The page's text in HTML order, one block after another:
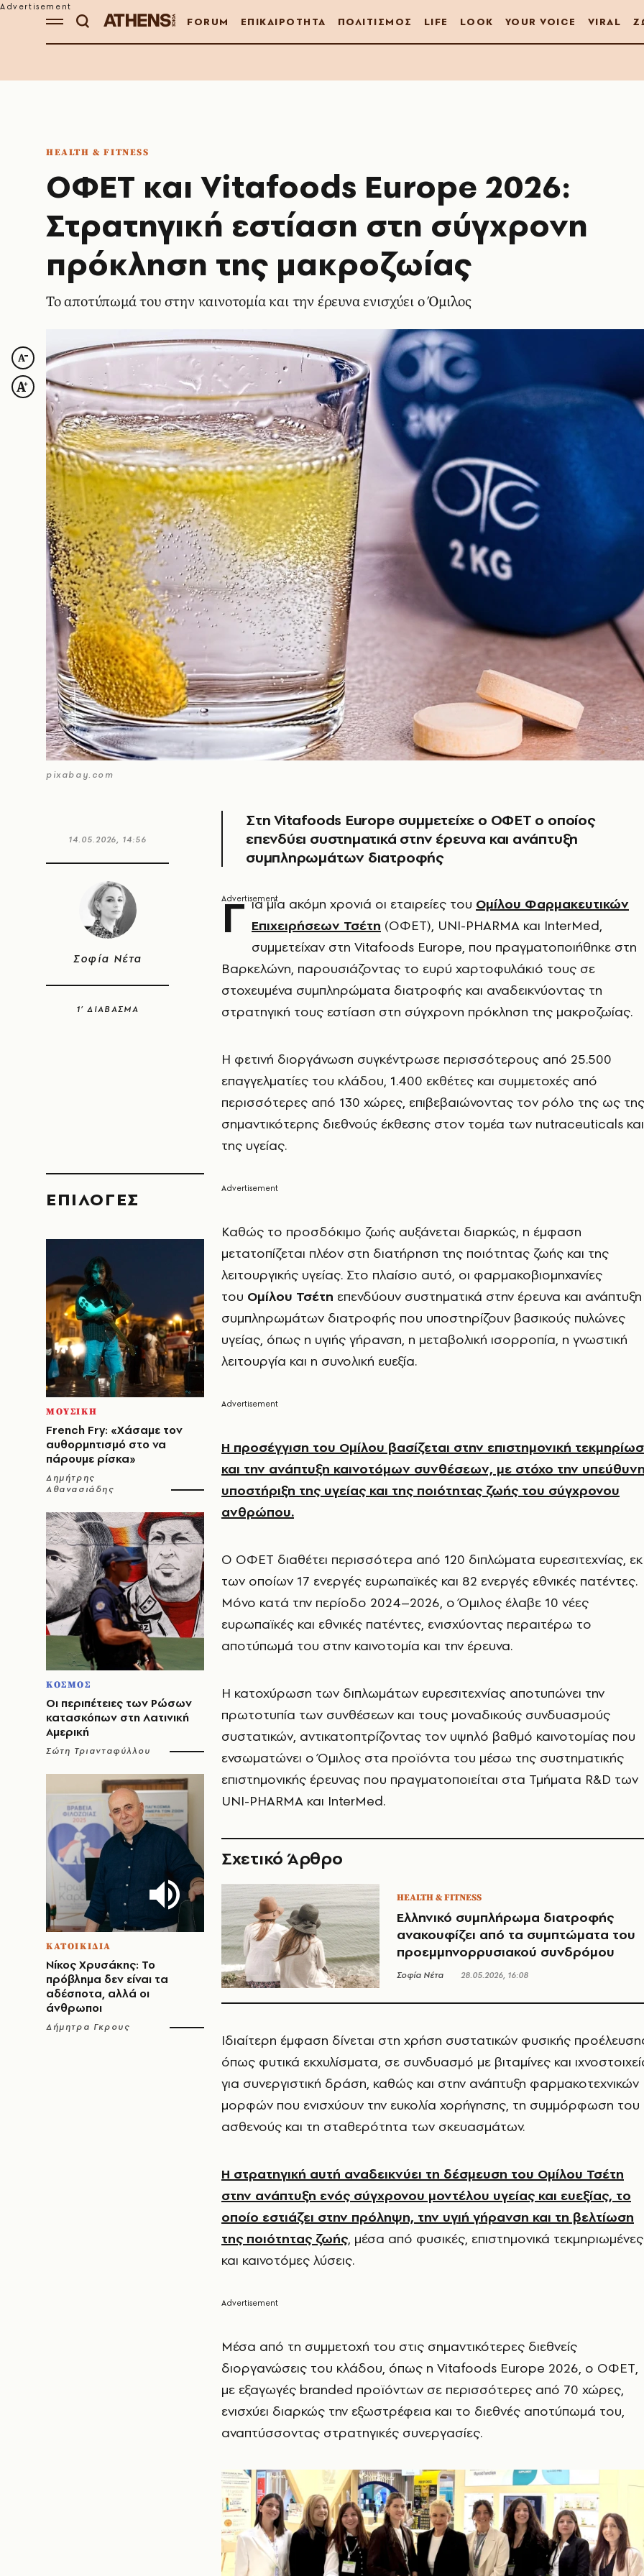
FORUM ΕΠΙΚΑΙΡΟΤΗΤΑ ΠΟΛΙΤΙΣΜΟΣ LIFE LOOK YOUR VOICE VIRAL
HEALTH & FITNESS
ΟΦΕΤ και Vitafoods Europe 2026:
Στρατηγική εστίαση στη σύγχρονη
πρόκληση της μακροζωίας
Το αποτύπωμά του στην καινοτομία και την έρευνα ενισχύει ο Όμιλος
pixabay.com
14.05.2026, 14:56
Σοφία Νέτα
1’ ΔΙΑΒΑΣΜΑ
EΠΙΛΟΓΈΣ
ΜΟΥΣΙΚΗ
French Fry: «Χάσαμε τον
αυθορμητισμό στο να
πάρουμε ρίσκα»
Δημήτρης
Αθανασιάδης
ΚΟΣΜΟΣ
Οι περιπέτειες των Ρώσων
κατασκόπων στη Λατινική
Αμερική
Σώτη Τριανταφύλλου
ΚΑΤΟΙΚΙΔΙΑ
Νίκος Χρυσάκης: Το
πρόβλημα δεν είναι τα
αδέσποτα, αλλά οι
άνθρωποι
Δήμητρα Γκρους
Στη Vitafoods Europe συμμετείχε ο ΟΦΕΤ ο οποίος
επενδύει συστηματικά στην έρευνα και ανάπτυξη
συμπληρωμάτων διατροφής
Γ ια μία ακόμη χρονιά οι εταιρείες του Ομίλου Φαρμακευτικών
Επιχειρήσεων Τσέτη (ΟΦΕΤ), UNI-PHARMA και InterMed,
συμμετείχαν στη Vitafoods Europe, που πραγματοποιήθηκε στη
Βαρκελώνη, παρουσιάζοντας το ευρύ χαρτοφυλάκιό τους σε
στοχευμένα συμπληρώματα διατροφής και αναδεικνύοντας τη
στρατηγική τους εστίαση στη σύγχρονη πρόκληση της μακροζωίας.
Η φετινή διοργάνωση συγκέντρωσε περισσότερους από 25.500
επαγγελματίες του κλάδου, 1.400 εκθέτες και συμμετοχές από
περισσότερες από 130 χώρες, επιβεβαιώνοντας τον ρόλο της ως της
σημαντικότερης διεθνούς έκθεσης στον τομέα των nutraceuticals και
της υγείας.
Καθώς το προσδόκιμο ζωής αυξάνεται διαρκώς, η έμφαση
μετατοπίζεται πλέον στη διατήρηση της ποιότητας ζωής και της
λειτουργικής υγείας. Στο πλαίσιο αυτό, οι φαρμακοβιομηχανίες
του Ομίλου Τσέτη επενδύουν συστηματικά στην έρευνα και ανάπτυξη
συμπληρωμάτων διατροφής που υποστηρίζουν βασικούς πυλώνες
υγείας, όπως η υγιής γήρανση, η μεταβολική ισορροπία, η γνωστική
λειτουργία και η συνολική ευεξία.
Η προσέγγιση του Ομίλου βασίζεται στην επιστημονική
και την ανάπτυξη καινοτόμων συνθέσεων, με στόχο την
υποστήριξη της υγείας και της ποιότητας ζωής του σύγχρονου
ανθρώπου.
Ο ΟΦΕΤ διαθέτει περισσότερα από 120 διπλώματα ευρεσιτεχνίας, εκ
των οποίων 17 ενεργές ευρωπαϊκές και 82 ενεργές εθνικές πατέντες.
Μόνο κατά την περίοδο 2024–2026, ο Όμιλος έλαβε 10 νέες
ευρωπαϊκές και εθνικές πατέντες, ενισχύοντας περαιτέρω το
αποτύπωμά του στην καινοτομία και την έρευνα.
Η κατοχύρωση των διπλωμάτων ευρεσιτεχνίας αποτυπώνει την
πρωτοτυπία των συνθέσεων και τους μοναδικούς συνδυασμούς
συστατικών, αντικατοπτρίζοντας τον υψηλό βαθμό καινοτομίας που
ενσωματώνει ο Όμιλος στα προϊόντα του μέσω της συστηματικής
επιστημονικής έρευνας που πραγματοποιείται στα Τμήματα R&D των
UNI-PHARMA και InterMed.
Σχετικό Άρθρο
HEALTH & FITNESS
Ελληνικό συμπλήρωμα διατροφής
ανακουφίζει από τα συμπτώματα του
προεμμηνορρυσιακού συνδρόμου
Σοφία Νέτα 28.05.2026, 16:08
Ιδιαίτερη έμφαση δίνεται στη χρήση συστατικών φυσικής
όπως φυτικά εκχυλίσματα, σε συνδυασμό με βιταμίνες και
για συνεργιστική δράση, καθώς και στην ανάπτυξη φαρμακοτεχνικών
μορφών που ενισχύουν την ευκολία χορήγησης, τη συμμόρφωση του
ασθενούς και τη σταθερότητα των σκευασμάτων.
Η στρατηγική αυτή αναδεικνύει τη δέσμευση του Ομίλου Τσέτη
στην ανάπτυξη ενός σύγχρονου μοντέλου υγείας και ευεξίας, το
οποίο εστιάζει στην πρόληψη, την υγιή γήρανση και τη βελτίωση
της ποιότητας ζωής, μέσα από φυσικές, επιστημονικά τεκμηριωμένες
και καινοτόμες λύσεις.
Μέσα από τη συμμετοχή του στις σημαντικότερες διεθνείς
διοργανώσεις του κλάδου, όπως η Vitafoods Europe 2026, ο ΟΦΕΤ,
με εξαγωγές branded προϊόντων σε περισσότερες από 70 χώρες,
ενισχύει διαρκώς την εξωστρέφεια και το διεθνές αποτύπωμά του,
αναπτύσσοντας στρατηγικές συνεργασίες.